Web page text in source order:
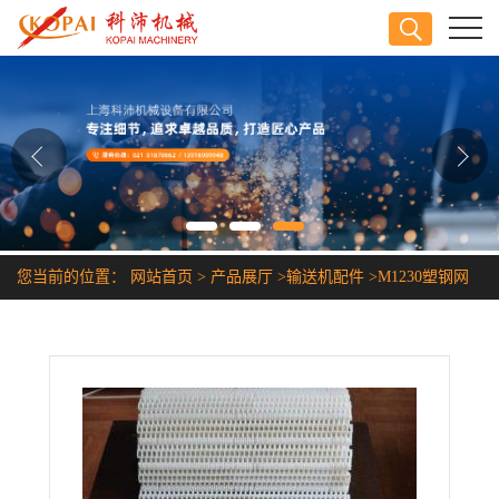
公司介绍
公司动态
产品展厅
证书荣誉
您当前的位置： 网站首页 > 产品展厅 >输送机配件 >M1230塑钢网